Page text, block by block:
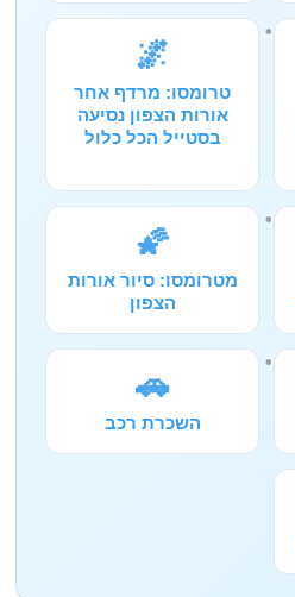
🌌
טרומסו: מרדף אחר
אורות הצפון נסיעה
בסטייל הכל כלול
🌠
מטרומסו: סיור אורות
הצפון
🚗
השכרת רכב